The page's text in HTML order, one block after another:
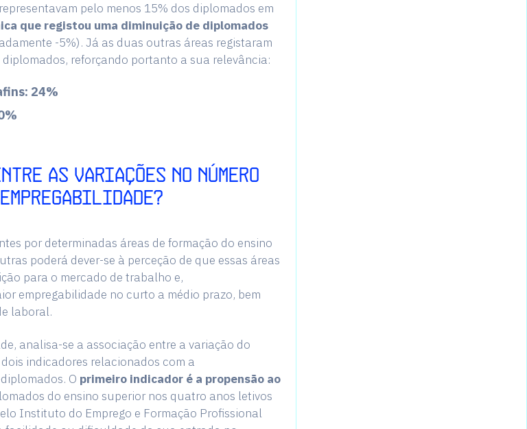
pelo menos 15% dos diplomados em
que registou uma diminuição de diplomados
-5%). Já as duas outras áreas registaram
reforçando portanto a sua relevância:
24%
AS VARIAÇÕES NO NÚMERO
por determinadas áreas de formação do ensino
poderá dever-se à perceção de que essas áreas
para o mercado de trabalho e,
empregabilidade no curto a médio prazo, bem
laboral.
analisa-se a associação entre a variação do
indicadores relacionados com a
O primeiro indicador é a propensão ao
do ensino superior nos quatro anos letivos
Instituto do Emprego e Formação Profissional